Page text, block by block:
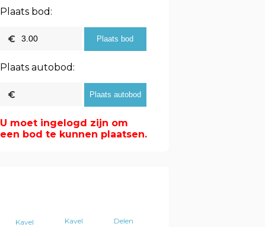
Plaats bod:
Plaats autobod:
U moet ingelogd zijn om
een bod te kunnen plaatsen.
Kavel
Kavel
Delen